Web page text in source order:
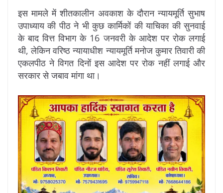
इस मामले में शीतकालीन अवकाश के दौरान न्यायमूर्ति सुभाष
उपाध्याय की पीठ ने भी कुछ कार्मिकों की याचिका की सुनवाई
के बाद वित्त विभाग के 16 जनवरी के आदेश पर रोक लगाई
थी, लेकिन वरिष्ठ न्यायाधीश न्यायमूर्ति मनोज कुमार तिवारी की
एकलपीठ ने विगत दिनों इस आदेश पर रोक नहीं लगाई और
सरकार से जबाव मांगा था।